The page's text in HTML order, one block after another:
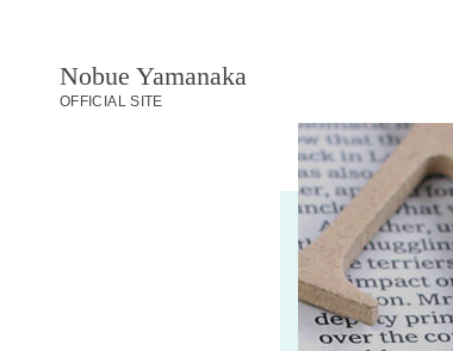
Nobue Yamanaka
OFFICIAL SITE